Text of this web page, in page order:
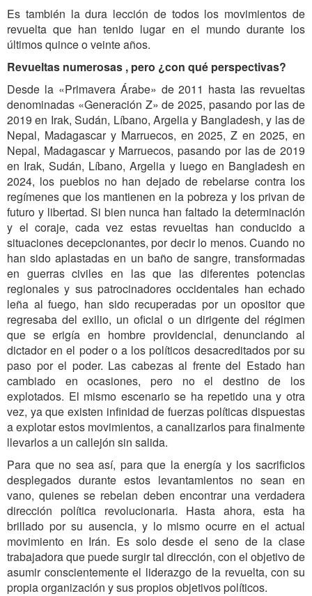
Es también la dura lección de todos los movimientos de
revuelta que han tenido lugar en el mundo durante los
últimos quince o veinte años.
Revueltas numerosas , pero ¿con qué perspectivas?
Desde la «Primavera Árabe» de 2011 hasta las revueltas
denominadas «Generación Z» de 2025, pasando por las de
2019 en Irak, Sudán, Líbano, Argelia y Bangladesh, y las de
Nepal, Madagascar y Marruecos, en 2025, Z en 2025, en
Nepal, Madagascar y Marruecos, pasando por las de 2019
en Irak, Sudán, Líbano, Argelia y luego en Bangladesh en
2024, los pueblos no han dejado de rebelarse contra los
regímenes que los mantienen en la pobreza y los privan de
futuro y libertad. Si bien nunca han faltado la determinación
y el coraje, cada vez estas revueltas han conducido a
situaciones decepcionantes, por decir lo menos. Cuando no
han sido aplastadas en un baño de sangre, transformadas
en guerras civiles en las que las diferentes potencias
regionales y sus patrocinadores occidentales han echado
leña al fuego, han sido recuperadas por un opositor que
regresaba del exilio, un oficial o un dirigente del régimen
que se erigía en hombre providencial, denunciando al
dictador en el poder o a los políticos desacreditados por su
paso por el poder. Las cabezas al frente del Estado han
cambiado en ocasiones, pero no el destino de los
explotados. El mismo escenario se ha repetido una y otra
vez, ya que existen infinidad de fuerzas políticas dispuestas
a explotar estos movimientos, a canalizarlos para finalmente
llevarlos a un callejón sin salida.
Para que no sea así, para que la energía y los sacrificios
desplegados durante estos levantamientos no sean en
vano, quienes se rebelan deben encontrar una verdadera
dirección política revolucionaria. Hasta ahora, esta ha
brillado por su ausencia, y lo mismo ocurre en el actual
movimiento en Irán. Es solo desde el seno de la clase
trabajadora que puede surgir tal dirección, con el objetivo de
asumir conscientemente el liderazgo de la revuelta, con su
propia organización y sus propios objetivos políticos.